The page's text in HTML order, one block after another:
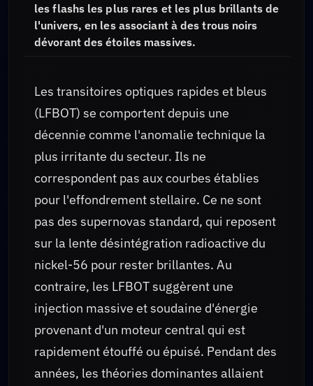
les flashs les plus rares et les plus brillants de
l'univers, en les associant à des trous noirs
dévorant des étoiles massives.
Les transitoires optiques rapides et bleus
(LFBOT) se comportent depuis une
décennie comme l'anomalie technique la
plus irritante du secteur. Ils ne
correspondent pas aux courbes établies
pour l'effondrement stellaire. Ce ne sont
pas des supernovas standard, qui reposent
sur la lente désintégration radioactive du
nickel-56 pour rester brillantes. Au
contraire, les LFBOT suggèrent une
injection massive et soudaine d'énergie
provenant d'un moteur central qui est
rapidement étouffé ou épuisé. Pendant des
années, les théories dominantes allaient